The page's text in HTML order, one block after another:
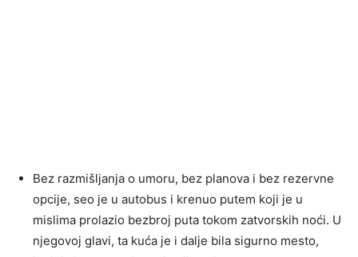
Bez razmišljanja o umoru, bez planova i bez rezervne
opcije, seo je u autobus i krenuo putem koji je u
mislima prolazio bezbroj puta tokom zatvorskih noći. U
njegovoj glavi, ta kuća je i dalje bila sigurno mesto,